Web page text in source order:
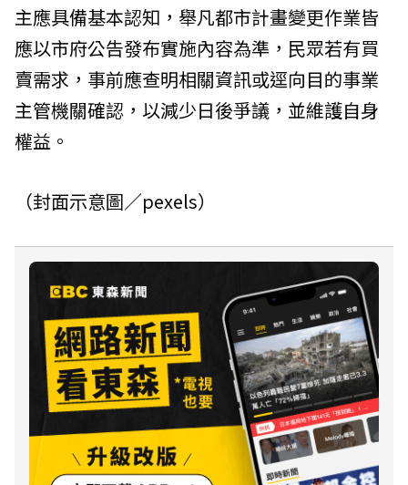
主應具備基本認知，舉凡都市計畫變更作業皆
應以市府公告發布實施內容為準，民眾若有買
賣需求，事前應查明相關資訊或逕向目的事業
主管機關確認，以減少日後爭議，並維護自身
權益。
（封面示意圖／pexels）